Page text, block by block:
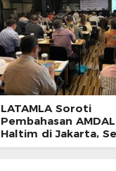
LATAMLA Soroti
Pembahasan
Haltim di Jakarta,
Berpotensi Cacat